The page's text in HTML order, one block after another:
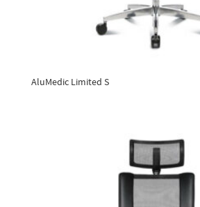
AluMedic Limited S